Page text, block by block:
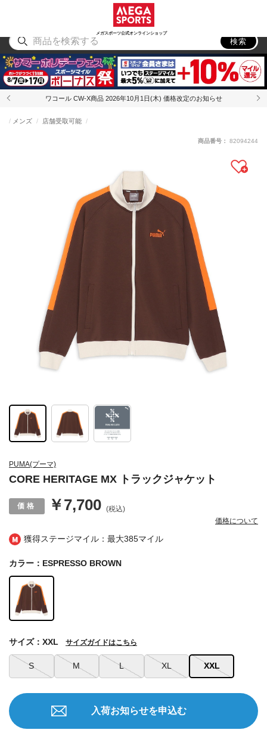
メガスポーツ公式オンラインショップ
アウトドア
検索
ワコール CW-X商品 2026年10月1日(木) 価格改定のお知らせ
獲得ステージマイル：最大385マイル
PUMA(プーマ)
CORE HERITAGE MX トラックジャケット
メンズ 店舗受取可能
￥7,700 (税込)
価格について
商品番号： 82094244
カラー：ESPRESSO BROWN
S M L XL XXL
サイズ：XXL サイズガイドはこちら
入荷お知らせを申込む